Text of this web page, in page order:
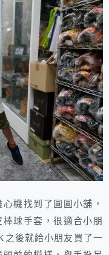
機找到了圓圓小舖，
球手套，很適合小朋
之後就給小朋友買了一